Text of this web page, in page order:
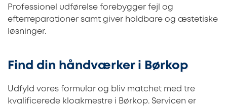
Professionel udførelse forebygger fejl og
efterreparationer samt giver holdbare og æstetiske
løsninger.
Find din håndværker i Børkop
Udfyld vores formular og bliv matchet med tre
kvalificerede kloakmestre i Børkop. Servicen er